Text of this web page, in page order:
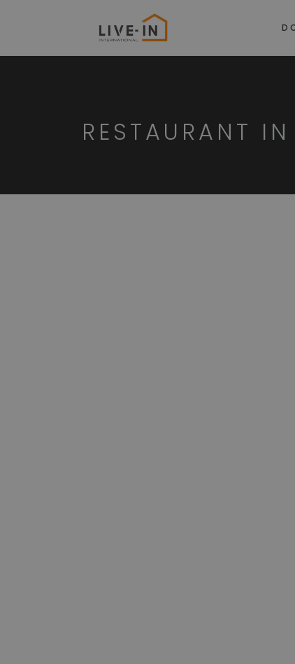
RESTAURANT IN